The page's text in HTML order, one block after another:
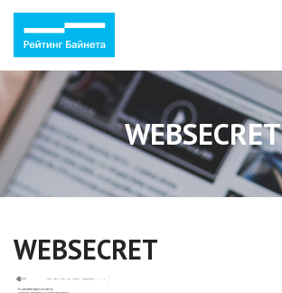
WEBSECRET
WEBSECRET